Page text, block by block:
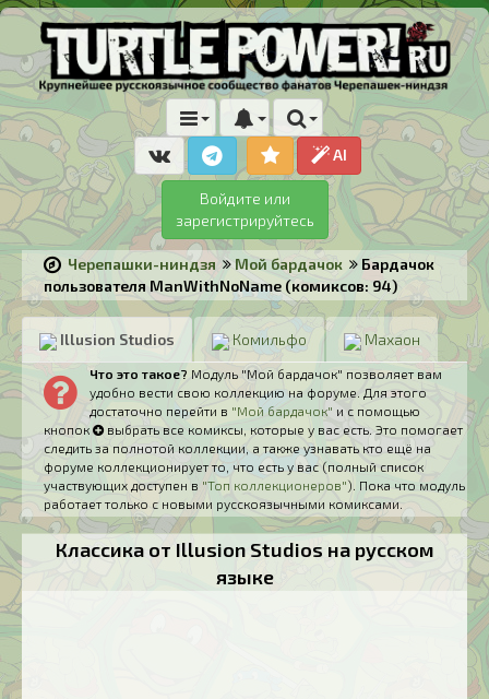
AI
Войдите или
зарегистрируйтесь
Черепашки-ниндзя Мой бардачок
Бардачок
пользователя ManWithNoName (комиксов: 94)
Illusion Studios Комильфо Махаон
Что это такое? Модуль "Мой бардачок" позволяет вам
удобно вести свою коллекцию на форуме. Для этого
достаточно перейти в "Мой бардачок" и с помощью
кнопок
выбрать все комиксы, которые у вас есть. Это помогает
следить за полнотой коллекции, а также узнавать кто ещё на
форуме коллекционирует то, что есть у вас (полный список
участвующих доступен в "Топ коллекционеров"). Пока что модуль
работает только с новыми русскоязычными комиксами.
Классика от Illusion Studios на русском
языке